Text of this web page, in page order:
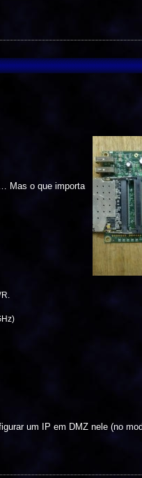
Mas o que importa
um IP em DMZ nele (no